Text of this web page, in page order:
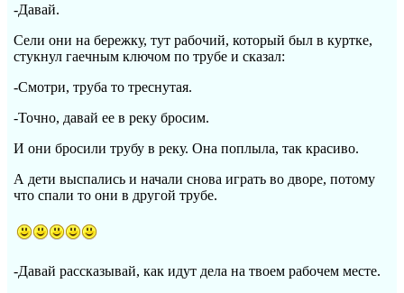
-Давай.
Сели они на бережку, тут рабочий, который был в куртке,
стукнул гаечным ключом по трубе и сказал:
-Смотри, труба то треснутая.
-Точно, давай ее в реку бросим.
И они бросили трубу в реку. Она поплыла, так красиво.
А дети выспались и начали снова играть во дворе, потому
что спали то они в другой трубе.
-Давай рассказывай, как идут дела на твоем рабочем месте.